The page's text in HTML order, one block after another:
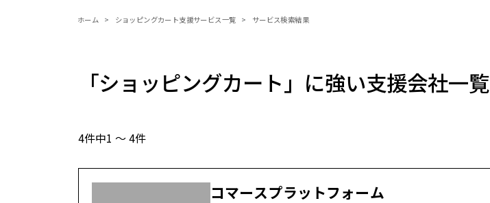
パンくず
ホーム ショッピングカート支援サービス一覧 サービス検索結果
「ショッピングカート」に強い支援会社一覧
4件中1 ～ 4件
コマースプラットフォーム